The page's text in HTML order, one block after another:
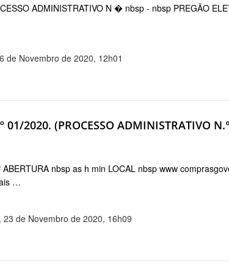
ADMINISTRATIVO N � nbsp - nbsp PREGÃO
de Novembro de 2020, 12h01
01/2020. (PROCESSO ADMINISTRATIVO N.°
ABERTURA nbsp as h min LOCAL nbsp www
…
de Novembro de 2020, 16h09